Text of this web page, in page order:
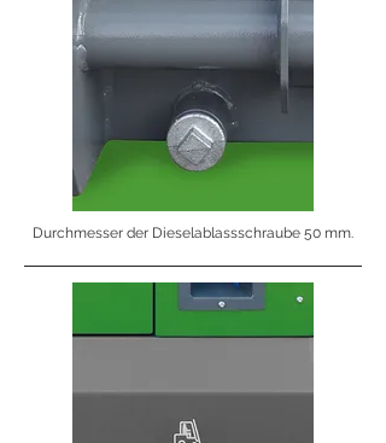
Durchmesser der Dieselablassschraube 50 mm.